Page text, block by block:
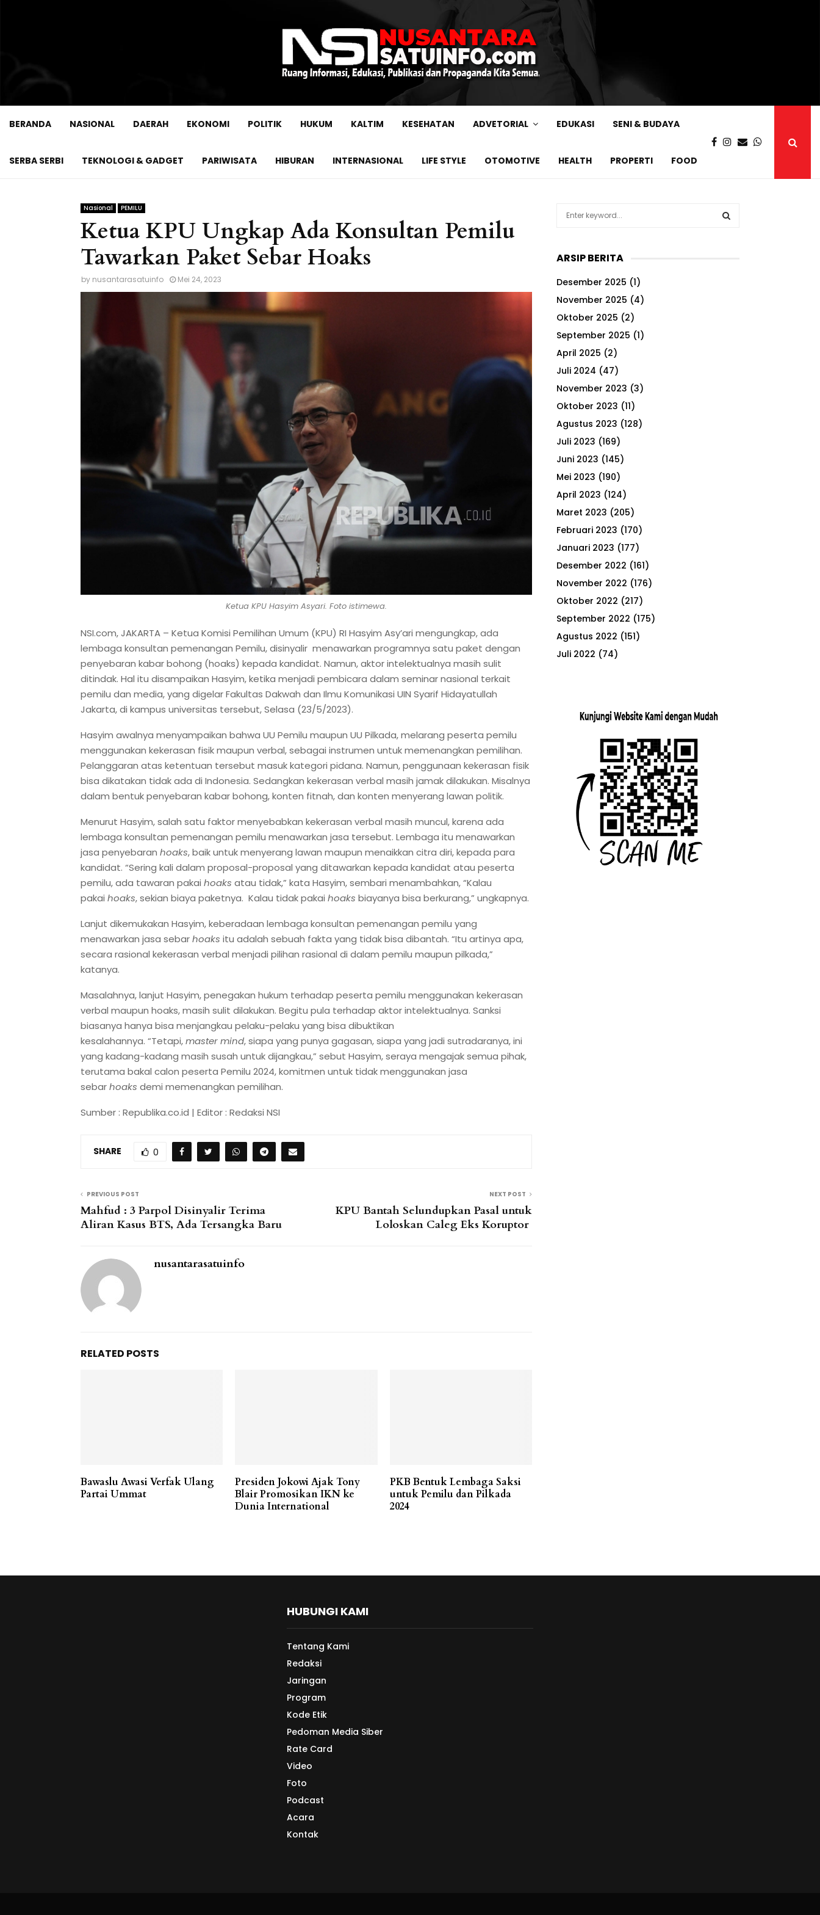
BERANDA NASIONAL DAERAH EKONOMI POLITIK HUKUM KALTIM KESEHATAN ADVETORIAL EDUKASI SENI & BUDAYA
SERBA SERBI TEKNOLOGI & GADGET PARIWISATA HIBURAN INTERNASIONAL LIFE STYLE OTOMOTIVE HEALTH PROPERTI FOOD
Nasional PEMILU
Ketua KPU Ungkap Ada Konsultan Pemilu
Tawarkan Paket Sebar Hoaks
by nusantarasatuinfo Mei 24, 2023
Ketua KPU Hasyim Asyari. Foto istimewa.
NSI.com, JAKARTA – Ketua Komisi Pemilihan Umum (KPU) RI Hasyim Asy’ari mengungkap, ada
lembaga konsultan pemenangan Pemilu, disinyalir menawarkan programnya satu paket dengan
penyebaran kabar bohong (hoaks) kepada kandidat. Namun, aktor intelektualnya masih sulit
ditindak. Hal itu disampaikan Hasyim, ketika menjadi pembicara dalam seminar nasional terkait
pemilu dan media, yang digelar Fakultas Dakwah dan Ilmu Komunikasi UIN Syarif Hidayatullah
Jakarta, di kampus universitas tersebut, Selasa (23/5/2023).
Hasyim awalnya menyampaikan bahwa UU Pemilu maupun UU Pilkada, melarang peserta pemilu
menggunakan kekerasan fisik maupun verbal, sebagai instrumen untuk memenangkan pemilihan.
Pelanggaran atas ketentuan tersebut masuk kategori pidana. Namun, penggunaan kekerasan fisik
bisa dikatakan tidak ada di Indonesia. Sedangkan kekerasan verbal masih jamak dilakukan. Misalnya
dalam bentuk penyebaran kabar bohong, konten fitnah, dan konten menyerang lawan politik.
Menurut Hasyim, salah satu faktor menyebabkan kekerasan verbal masih muncul, karena ada
lembaga konsultan pemenangan pemilu menawarkan jasa tersebut. Lembaga itu menawarkan
jasa penyebaran hoaks, baik untuk menyerang lawan maupun menaikkan citra diri, kepada para
kandidat. “Sering kali dalam proposal-proposal yang ditawarkan kepada kandidat atau peserta
pemilu, ada tawaran pakai hoaks atau tidak,” kata Hasyim, sembari menambahkan, “Kalau
pakai hoaks, sekian biaya paketnya. Kalau tidak pakai hoaks biayanya bisa berkurang,” ungkapnya.
Lanjut dikemukakan Hasyim, keberadaan lembaga konsultan pemenangan pemilu yang
menawarkan jasa sebarhoaks itu adalah sebuah fakta yang tidak bisa dibantah. “Itu artinya apa,
secara rasional kekerasan verbal menjadi pilihan rasional di dalam pemilu maupun pilkada,”
katanya.
Masalahnya, lanjut Hasyim, penegakan hukum terhadap peserta pemilu menggunakan kekerasan
verbal maupun hoaks, masih sulit dilakukan. Begitu pula terhadap aktor intelektualnya. Sanksi
biasanya hanya bisa menjangkau pelaku-pelaku yang bisa dibuktikan
kesalahannya. “Tetapi,master mind, siapa yang punya gagasan, siapa yang jadi sutradaranya, ini
yang kadang-kadang masih susah untuk dijangkau,” sebut Hasyim, seraya mengajak semua pihak,
terutama bakal calon peserta Pemilu 2024, komitmen untuk tidak menggunakan jasa
sebarhoaks demi memenangkan pemilihan.
Sumber : Republika.co.id | Editor : Redaksi NSI
SHARE 0
PREVIOUS POST
Mahfud : 3 Parpol Disinyalir Terima
Aliran Kasus BTS, Ada Tersangka Baru
NEXT POST
KPU Bantah Selundupkan Pasal untuk
Loloskan Caleg Eks Koruptor
nusantarasatuinfo
RELATED POSTS
Bawaslu Awasi Verfak Ulang
Partai Ummat
Presiden Jokowi Ajak Tony
Blair Promosikan IKN ke
Dunia International
PKB Bentuk Lembaga Saksi
untuk Pemilu dan Pilkada
2024
c
f
o
r
ARSIP BERITA
Desember 2025 (1)
November 2025 (4)
Oktober 2025 (2)
September 2025 (1)
April 2025 (2)
Juli 2024 (47)
November 2023 (3)
Oktober 2023 (11)
Agustus 2023 (128)
Juli 2023 (169)
Juni 2023 (145)
Mei 2023 (190)
April 2023 (124)
Maret 2023 (205)
Februari 2023 (170)
Januari 2023 (177)
Desember 2022 (161)
November 2022 (176)
Oktober 2022 (217)
September 2022 (175)
Agustus 2022 (151)
Juli 2022 (74)
HUBUNGI KAMI
Tentang Kami
Redaksi
Jaringan
Program
Kode Etik
Pedoman Media Siber
Rate Card
Video
Foto
Podcast
Acara
Kontak